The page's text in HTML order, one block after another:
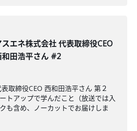
スエネ株式会社 代表取締役CEO
和田浩平さん #2
取締役CEO 西和田浩平さん 第２
トアップで学んだこと（放送では入
も含め、ノーカットでお届けしま